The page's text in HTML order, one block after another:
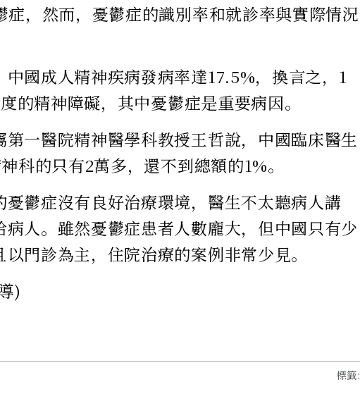
，然而，憂鬱症的識別率和就診率與實際情況
國成人精神疾病發病率達17.5%，換言之，1
的精神障礙，其中憂鬱症是重要病因。
一醫院精神醫學科教授王哲說，中國臨床醫生
科的只有2萬多，還不到總額的1%。
鬱症沒有良好治療環境，醫生不太聽病人講
人。雖然憂鬱症患者人數龐大，但中國只有少
門診為主，住院治療的案例非常少見。
)
標籤: